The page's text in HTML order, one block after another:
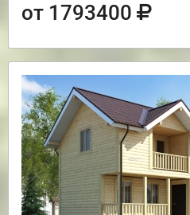
от 1793400